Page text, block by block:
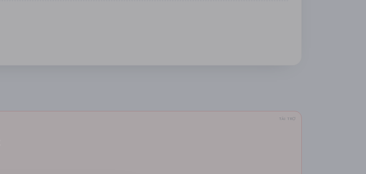
TÀI TRỢ